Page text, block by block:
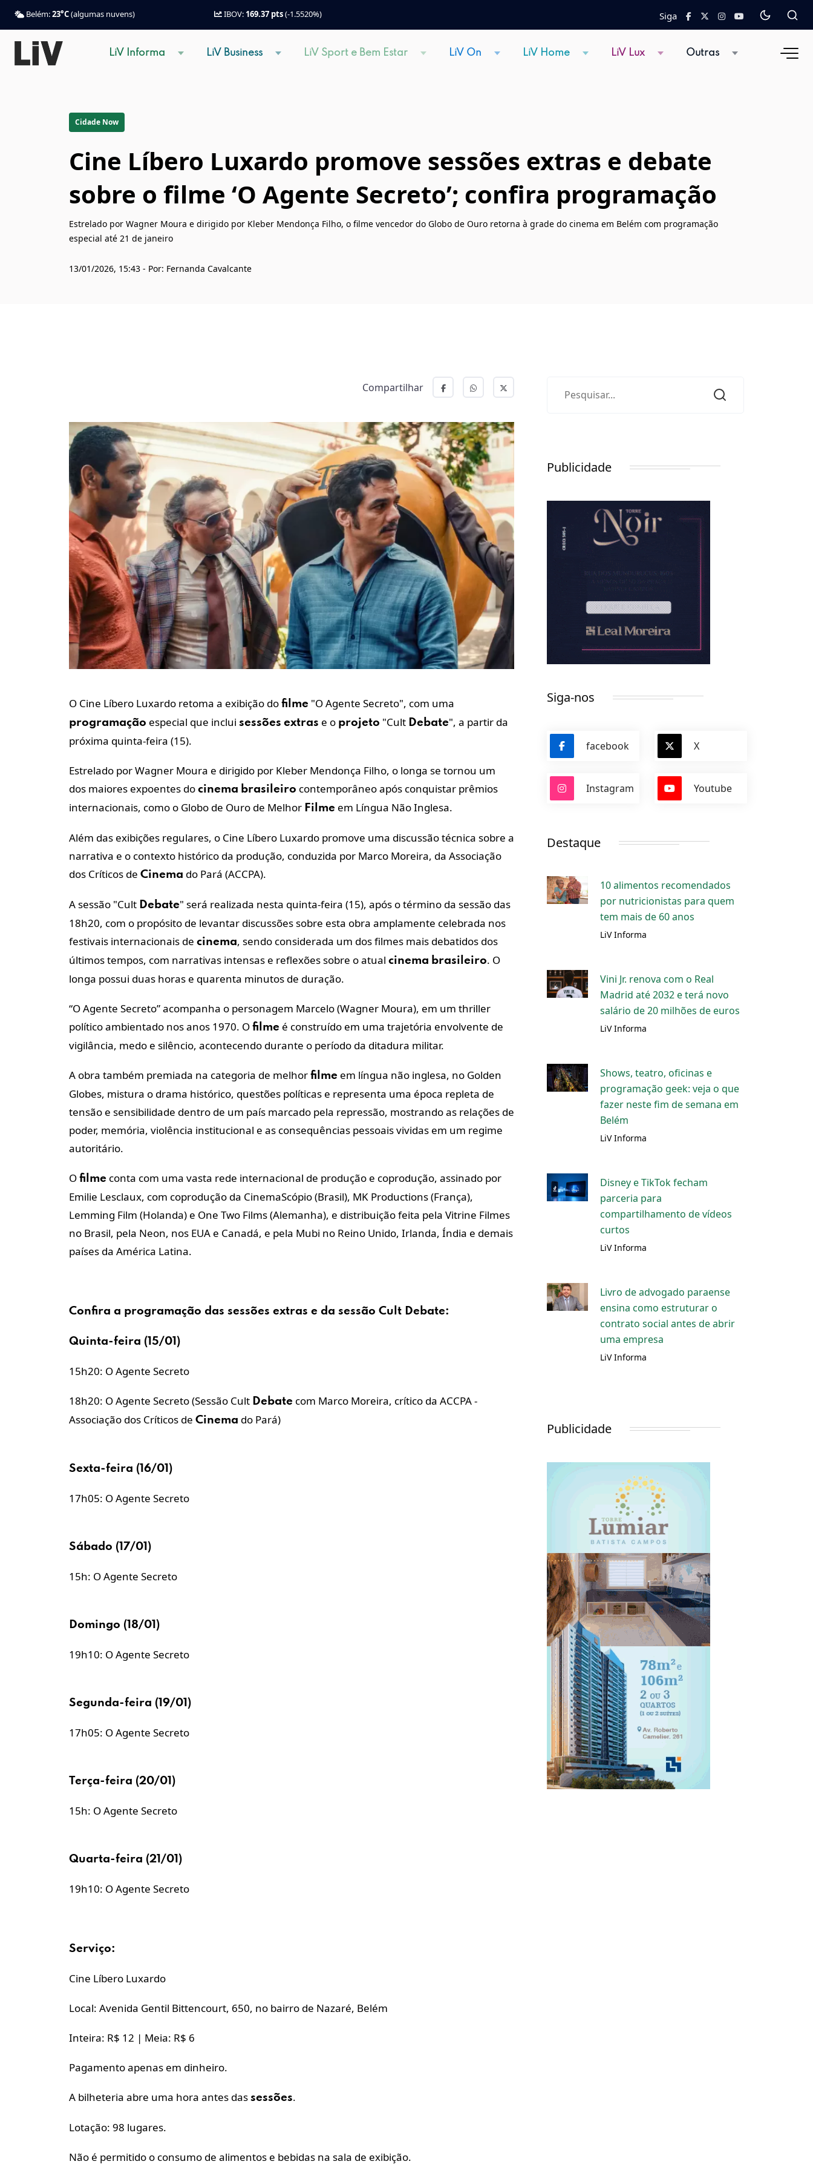
Belém:23°C(algumas nuvens) IBOV: 169.37 pts(-1.5520%) Siga
LiV Informa LiV Business LiV Sport e Bem Estar LiV On LiV Home LiV Lux Outras
Cidade Now
Cine Líbero Luxardo promove sessões extras e debate
sobre o filme ‘O Agente Secreto’; confira programação
Estrelado por Wagner Moura e dirigido por Kleber Mendonça Filho, o filme vencedor do Globo de Ouro retorna à grade do cinema em Belém com programação
especial até 21 de janeiro
13/01/2026, 15:43 - Por: Fernanda Cavalcante
Compartilhar
O Cine Líbero Luxardo retoma a exibição do filme "O Agente Secreto", com uma
programação especial que inclui sessões extras e o projeto "Cult Debate", a partir da
próxima quinta-feira (15).
Estrelado por Wagner Moura e dirigido por Kleber Mendonça Filho, o longa se tornou um
dos maiores expoentes do cinema brasileiro contemporâneo após conquistar prêmios
internacionais, como o Globo de Ouro de Melhor Filme em Língua Não Inglesa.
Além das exibições regulares, o Cine Líbero Luxardo promove uma discussão técnica sobre a
narrativa e o contexto histórico da produção, conduzida por Marco Moreira, da Associação
dos Críticos de Cinema do Pará (ACCPA).
A sessão "Cult Debate" será realizada nesta quinta-feira (15), após o término da sessão das
18h20, com o propósito de levantar discussões sobre esta obra amplamente celebrada nos
festivais internacionais de cinema, sendo considerada um dos filmes mais debatidos dos
últimos tempos, com narrativas intensas e reflexões sobre o atual cinema brasileiro. O
longa possui duas horas e quarenta minutos de duração.
“O Agente Secreto” acompanha o personagem Marcelo (Wagner Moura), em um thriller
político ambientado nos anos 1970. O filme é construído em uma trajetória envolvente de
vigilância, medo e silêncio, acontecendo durante o período da ditadura militar.
A obra também premiada na categoria de melhor filme em língua não inglesa, no Golden
Globes, mistura o drama histórico, questões políticas e representa uma época repleta de
tensão e sensibilidade dentro de um país marcado pela repressão, mostrando as relações de
poder, memória, violência institucional e as consequências pessoais vividas em um regime
autoritário.
O filme conta com uma vasta rede internacional de produção e coprodução, assinado por
Emilie Lesclaux, com coprodução da CinemaScópio (Brasil), MK Productions (França),
Lemming Film (Holanda) e One Two Films (Alemanha), e distribuição feita pela Vitrine Filmes
no Brasil, pela Neon, nos EUA e Canadá, e pela Mubi no Reino Unido, Irlanda, Índia e demais
países da América Latina.
Confira a programação das sessões extras e da sessão Cult Debate:
Quinta-feira (15/01)
15h20: O Agente Secreto
18h20: O Agente Secreto (Sessão Cult Debate com Marco Moreira, crítico da ACCPA -
Associação dos Críticos de Cinema do Pará)
Sexta-feira (16/01)
17h05: O Agente Secreto
Sábado (17/01)
15h: O Agente Secreto
Domingo (18/01)
19h10: O Agente Secreto
Segunda-feira (19/01)
17h05: O Agente Secreto
Terça-feira (20/01)
15h: O Agente Secreto
Quarta-feira (21/01)
19h10: O Agente Secreto
Serviço:
Cine Líbero Luxardo
Local: Avenida Gentil Bittencourt, 650, no bairro de Nazaré, Belém
Inteira: R$ 12 | Meia: R$ 6
Pagamento apenas em dinheiro.
A bilheteria abre uma hora antes das sessões.
Lotação: 98 lugares.
Não é permitido o consumo de alimentos e bebidas na sala de exibição.
Publicidade
Siga-nos
facebook X
Instagram Youtube
Destaque
10 alimentos recomendados
por nutricionistas para quem
tem mais de 60 anos
LiV Informa
Vini Jr. renova com o Real
Madrid até 2032 e terá novo
salário de 20 milhões de euros
LiV Informa
Shows, teatro, oficinas e
programação geek: veja o que
fazer neste fim de semana em
Belém
LiV Informa
Disney e TikTok fecham
parceria para
compartilhamento de vídeos
curtos
LiV Informa
Livro de advogado paraense
ensina como estruturar o
contrato social antes de abrir
uma empresa
LiV Informa
Publicidade